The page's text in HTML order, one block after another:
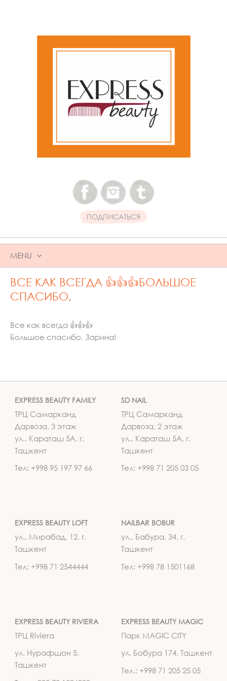
ПОДПИСАТЬСЯ
MENU
SKIP
TO
CONTENT
ВСЕ КАК ВСЕГДА 👍👍👍БОЛЬШОЕ
СПАСИБО,
Все как всегда 👍👍👍
Большое спасибо, Зарина!
EXPRESS BEAUTY FAMILY
ТРЦ Самарканд
Дарвоза, 3 этаж
ул., Караташ 5А, г.
Ташкент
Тел: +998 95 197 97 66
SD NAIL
ТРЦ Самарканд
Дарвоза, 2 этаж
ул., Караташ 5А, г.
Ташкент
Тел: +998 71 205 03 05
EXPRESS BEAUTY LOFT
ул., Мирабад, 12, г.
Ташкент
Тел: +998 71 2544444
NAILBAR BOBUR
ул., Бабура, 34, г.
Ташкент
Тел: +998 78 1501168
EXPRESS BEAUTY RIVIERA
ТРЦ Riviera
ул. Нурафшон 5,
Ташкент
EXPRESS BEAUTY MAGIC
Парк MAGIC CITY
ул. Бобура 174, Ташкент
Тел.: +998 71 205 25 05